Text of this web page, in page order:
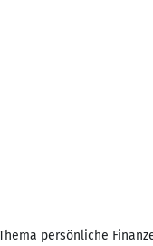
persönliche